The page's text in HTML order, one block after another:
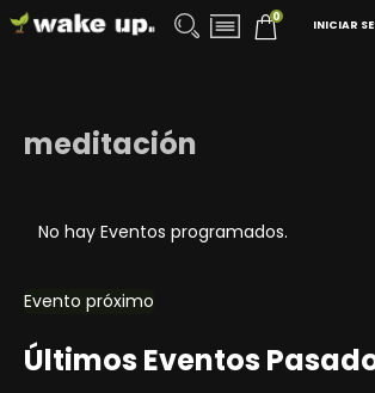
0
INICIAR
meditación
No hay Eventos programados.
Evento próximo
fecha.
Últimos Eventos